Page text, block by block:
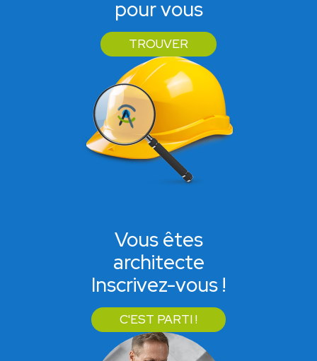
pour vous
TROUVER
Vous êtes
architecte
Inscrivez-vous !
C'EST PARTI !